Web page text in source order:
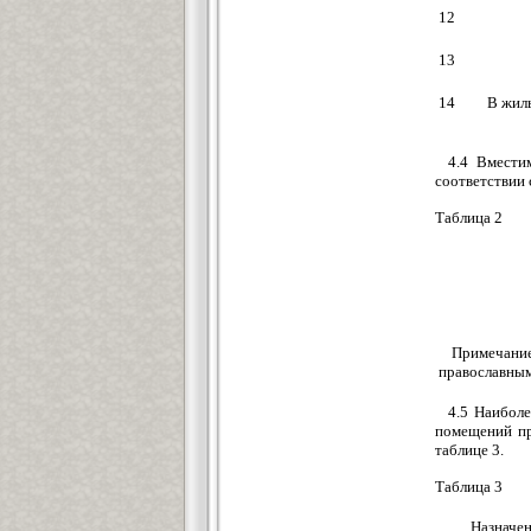
12
13
14 В
4.4
Таблица 2
4.5
помещений
таблице 3.
Таблица 3